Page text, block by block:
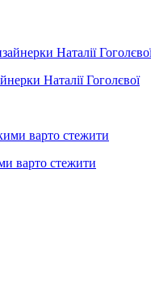
Наталії Гоголєвої
варто стежити